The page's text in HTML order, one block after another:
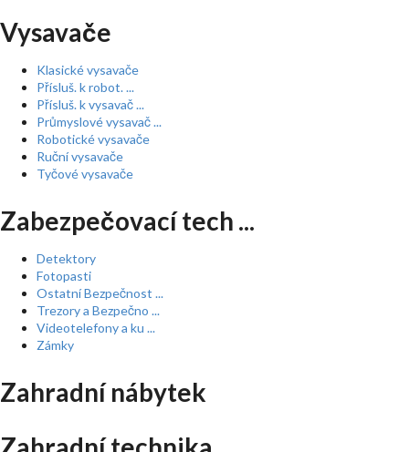
Vysavače
Klasické vysavače
Přísluš. k robot. ...
Přísluš. k vysavač ...
Průmyslové vysavač ...
Robotické vysavače
Ruční vysavače
Tyčové vysavače
Zabezpečovací tech ...
Detektory
Fotopasti
Ostatní Bezpečnost ...
Trezory a Bezpečno ...
Videotelefony a ku ...
Zámky
Zahradní nábytek